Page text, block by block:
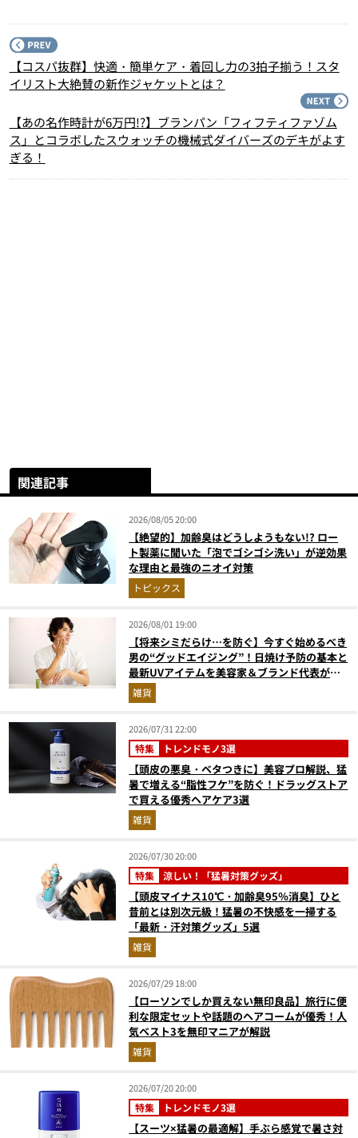
【コスパ抜群】快適・簡単ケア・着回し力の3拍子揃う！スタ
イリスト大絶賛の新作ジャケットとは？
【あの名作時計が6万円!?】ブランパン「フィフティファゾム
ス」とコラボしたスウォッチの機械式ダイバーズのデキがよす
ぎる！
関連記事
2026/08/05 20:00
【絶望的】加齢臭はどうしようもない!? ロー
ト製薬に聞いた「泡でゴシゴシ洗い」が逆効果
な理由と最強のニオイ対策
トピックス
2026/08/01 19:00
【将来シミだらけ…を防ぐ】今すぐ始めるべき
男の“グッドエイジング”！日焼け予防の基本と
最新UVアイテムを美容家＆ブランド代表がプ
ロ目線で指南／大人の価値向上研究所
雑貨
2026/07/31 22:00
特集 トレンドモノ3選
【頭皮の悪臭・ベタつきに】美容プロ解説、猛
暑で増える“脂性フケ”を防ぐ！ドラッグストア
で買える優秀ヘアケア3選
雑貨
2026/07/30 20:00
特集 涼しい！「猛暑対策グッズ」
【頭皮マイナス10℃・加齢臭95％消臭】ひと
昔前とは別次元級！猛暑の不快感を一掃する
「最新・汗対策グッズ」5選
雑貨
2026/07/29 18:00
【ローソンでしか買えない無印良品】旅行に便
利な限定セットや話題のヘアコームが優秀！人
気ベスト3を無印マニアが解説
雑貨
2026/07/20 20:00
特集 トレンドモノ3選
【スーツ×猛暑の最適解】手ぶら感覚で暑さ対